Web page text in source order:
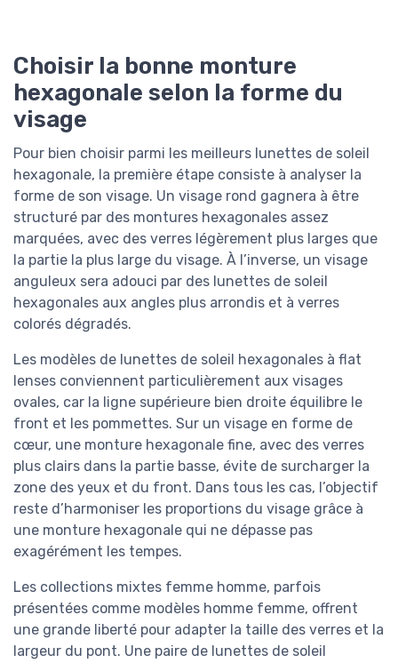
Choisir la bonne monture
hexagonale selon la forme du
visage
Pour bien choisir parmi les meilleurs lunettes de soleil
hexagonale, la première étape consiste à analyser la
forme de son visage. Un visage rond gagnera à être
structuré par des montures hexagonales assez
marquées, avec des verres légèrement plus larges que
la partie la plus large du visage. À l’inverse, un visage
anguleux sera adouci par des lunettes de soleil
hexagonales aux angles plus arrondis et à verres
colorés dégradés.
Les modèles de lunettes de soleil hexagonales à flat
lenses conviennent particulièrement aux visages
ovales, car la ligne supérieure bien droite équilibre le
front et les pommettes. Sur un visage en forme de
cœur, une monture hexagonale fine, avec des verres
plus clairs dans la partie basse, évite de surcharger la
zone des yeux et du front. Dans tous les cas, l’objectif
reste d’harmoniser les proportions du visage grâce à
une monture hexagonale qui ne dépasse pas
exagérément les tempes.
Les collections mixtes femme homme, parfois
présentées comme modèles homme femme, offrent
une grande liberté pour adapter la taille des verres et la
largeur du pont. Une paire de lunettes de soleil